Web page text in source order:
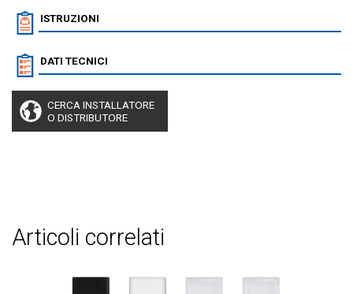
ISTRUZIONI
DATI TECNICI
CERCA INSTALLATORE
O DISTRIBUTORE
articoli correlati